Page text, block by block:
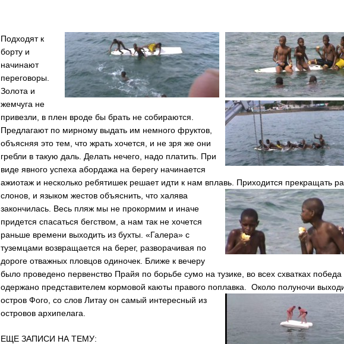
Подходят к
борту и
начинают
переговоры.
Золота и
жемчуга не
привезли, в плен вроде бы брать не собираются.
Предлагают по мирному выдать им немного фруктов,
объясняя это тем, что жрать хочется, и не зря же они
гребли в такую даль. Делать нечего, надо платить. При
виде явного успеха абордажа на берегу начинается
ажиотаж и несколько ребятишек решает идти к нам вплавь. Приходится прекращать
слонов, и языком жестов объяснить, что халява
закончилась. Весь пляж мы не прокормим и иначе
придется спасаться бегством, а нам так не хочется
раньше времени выходить из бухты. «Галера» с
туземцами возвращается на берег, разворачивая по
дороге отважных пловцов одиночек. Ближе к вечеру
было проведено первенство Прайя по борьбе сумо на тузике, во всех схватках
одержано представителем кормовой каюты правого поплавка.
Около полуночи
остров Фого, со слов Литау он самый интересный из
островов архипелага.
ЕЩЕ ЗАПИСИ НА ТЕМУ: